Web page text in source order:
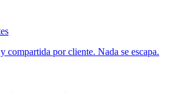
compartida por cliente. Nada se escapa.